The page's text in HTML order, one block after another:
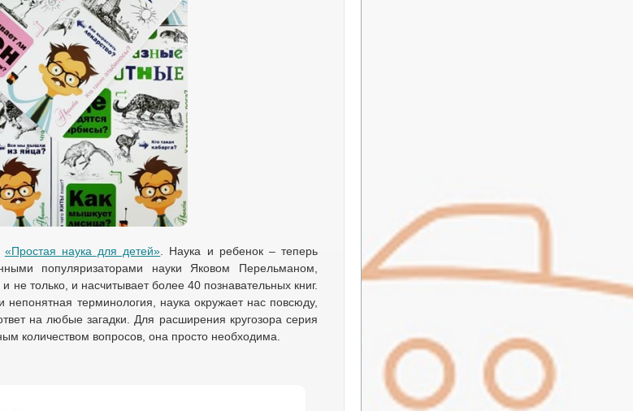
«Простая наука для детей». Наука и ребенок – теперь
популяризаторами науки Яковом Перельманом,
только, и насчитывает более 40 познавательных книг.
терминология, наука окружает нас повсюду,
на любые загадки. Для расширения кругозора серия
количеством вопросов, она просто необходима.